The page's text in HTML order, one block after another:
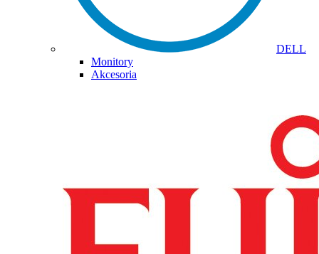
DELL
Monitory
Akcesoria